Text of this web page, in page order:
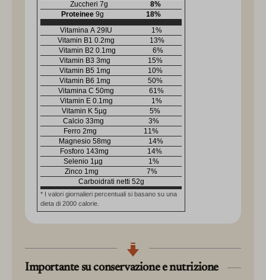
Zuccheri 7g 8%
Proteinee 9g 18%
Vitamina A 29 IU 1%
Vitamin B1 0.2mg 13%
Vitamin B2 0.1mg 6%
Vitamin B3 3mg 15%
Vitamin B5 1mg 10%
Vitamin B6 1mg 50%
Vitamina C 50mg 61%
Vitamin E 0.1mg 1%
Vitamin K 5µg 5%
Calcio 33mg 3%
Ferro 2mg 11%
Magnesio 58mg 14%
Fosforo 143mg 14%
Selenio 1µg 1%
Zinco 1mg 7%
Carboidrati netti 52g
* I valori giornalieri percentuali si basano su una
dieta di 2000 calorie.
Importante su conservazione e nutrizione